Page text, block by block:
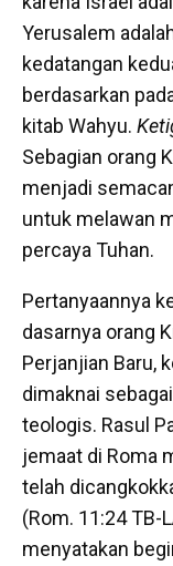
Yerusalem
kedatangan
berdasarkan
kitab Wahyu.
Sebagian orang
menjadi
untuk melawan
percaya Tuhan.
Pertanyaannya
dasarnya orang
Perjanjian Baru,
dimaknai
teologis. Rasul
jemaat di Roma
telah
(Rom. 11:24 TB-
menyatakan